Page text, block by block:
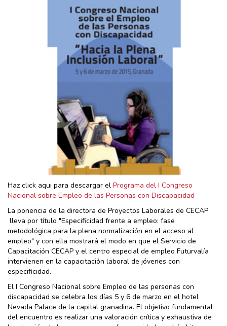
Haz click aqui para descargar el Programa del I Congreso
Nacional sobre Empleo de las Personas con Discapacidad
La ponencia de la directora de Proyectos Laborales de CECAP
lleva por título "Especificidad frente a empleo: fase
metodológica para la plena normalización en el acceso al
empleo" y con ella mostrará el modo en que el Servicio de
Capacitación CECAP y el centro especial de empleo Futurvalía
intervienen en la capacitación laboral de jóvenes con
especificidad.
El I Congreso Nacional sobre Empleo de las personas con
discapacidad se celebra los días 5 y 6 de marzo en el hotel
Nevada Palace de la capital granadina. El objetivo fundamental
del encuentro es realizar una valoración crítica y exhaustiva de